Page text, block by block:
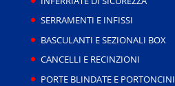
SERRAMENTI E INFISSI
BASCULANTI E SEZIONALI BOX
CANCELLI E RECINZIONI
PORTE BLINDATE E PORTONCINI